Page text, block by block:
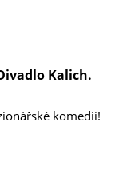
Kalich.
komedii!